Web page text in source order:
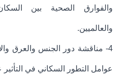
والفوارق الصحية بين السكان
والعالميين.
4- مناقشة دور الجنس والعرق
عوامل التطور السكاني في